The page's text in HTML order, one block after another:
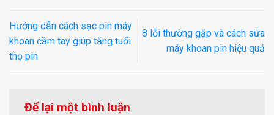
Hướng dẫn cách sạc pin máy
khoan cầm tay giúp tăng tuổi
thọ pin
8 lỗi thường gặp và cách sửa
máy khoan pin hiệu quả
Để lại một bình luận